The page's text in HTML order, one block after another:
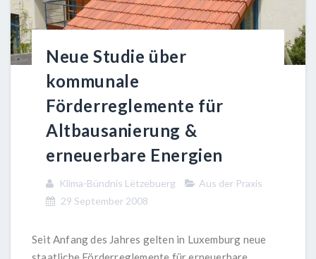
Neue Studie über
kommunale
Förderreglemente für
Altbausanierung &
erneuerbare Energien
Klima-Bündnis Lëtzebuerg
Aus der Praxis
29 September 2008
Seit Anfang des Jahres gelten in Luxemburg neue